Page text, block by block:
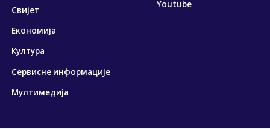
Свијет
Економија
Култура
Сервисне информације
Мултимедија
Youtube